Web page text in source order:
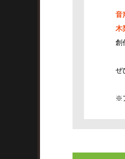
音
木
創
ぜ
※